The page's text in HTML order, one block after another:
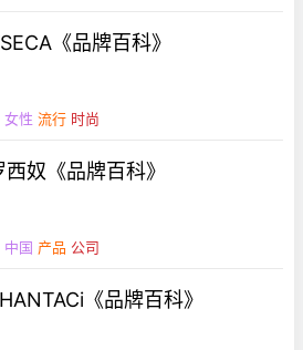
《品牌百科》
女性 流行 时尚
西奴《品牌百科》
中国 产品 公司
《品牌百科》